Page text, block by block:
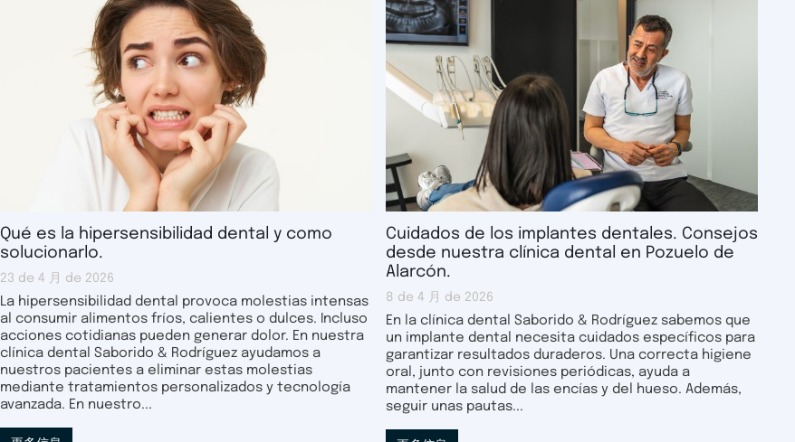
Qué es la hipersensibilidad dental y como
solucionarlo.
23 de 4 月 de 2026
La hipersensibilidad dental provoca molestias intensas
al consumir alimentos fríos, calientes o dulces. Incluso
acciones cotidianas pueden generar dolor. En nuestra
clínica dental Saborido & Rodríguez ayudamos a
nuestros pacientes a eliminar estas molestias
mediante tratamientos personalizados y tecnología
avanzada. En nuestro...
Cuidados de los implantes dentales. Consejos
desde nuestra clínica dental en Pozuelo de
Alarcón.
8 de 4 月 de 2026
En la clínica dental Saborido & Rodríguez sabemos que
un implante dental necesita cuidados específicos para
garantizar resultados duraderos. Una correcta higiene
oral, junto con revisiones periódicas, ayuda a
mantener la salud de las encías y del hueso. Además,
seguir unas pautas...